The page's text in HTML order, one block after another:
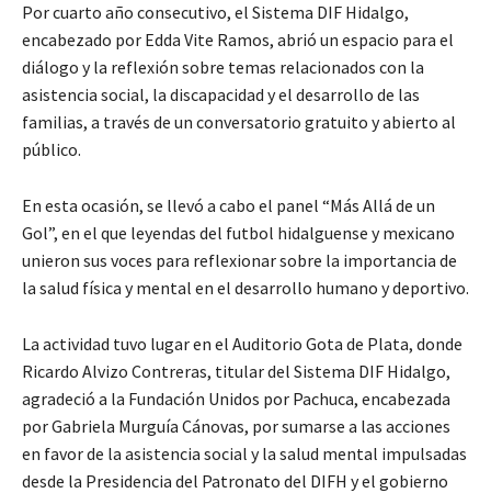
Por cuarto año consecutivo, el Sistema DIF Hidalgo,
encabezado por Edda Vite Ramos, abrió un espacio para el
diálogo y la reflexión sobre temas relacionados con la
asistencia social, la discapacidad y el desarrollo de las
familias, a través de un conversatorio gratuito y abierto al
público.
En esta ocasión, se llevó a cabo el panel “Más Allá de un
Gol”, en el que leyendas del futbol hidalguense y mexicano
unieron sus voces para reflexionar sobre la importancia de
la salud física y mental en el desarrollo humano y deportivo.
La actividad tuvo lugar en el Auditorio Gota de Plata, donde
Ricardo Alvizo Contreras, titular del Sistema DIF Hidalgo,
agradeció a la Fundación Unidos por Pachuca, encabezada
por Gabriela Murguía Cánovas, por sumarse a las acciones
en favor de la asistencia social y la salud mental impulsadas
desde la Presidencia del Patronato del DIFH y el gobierno